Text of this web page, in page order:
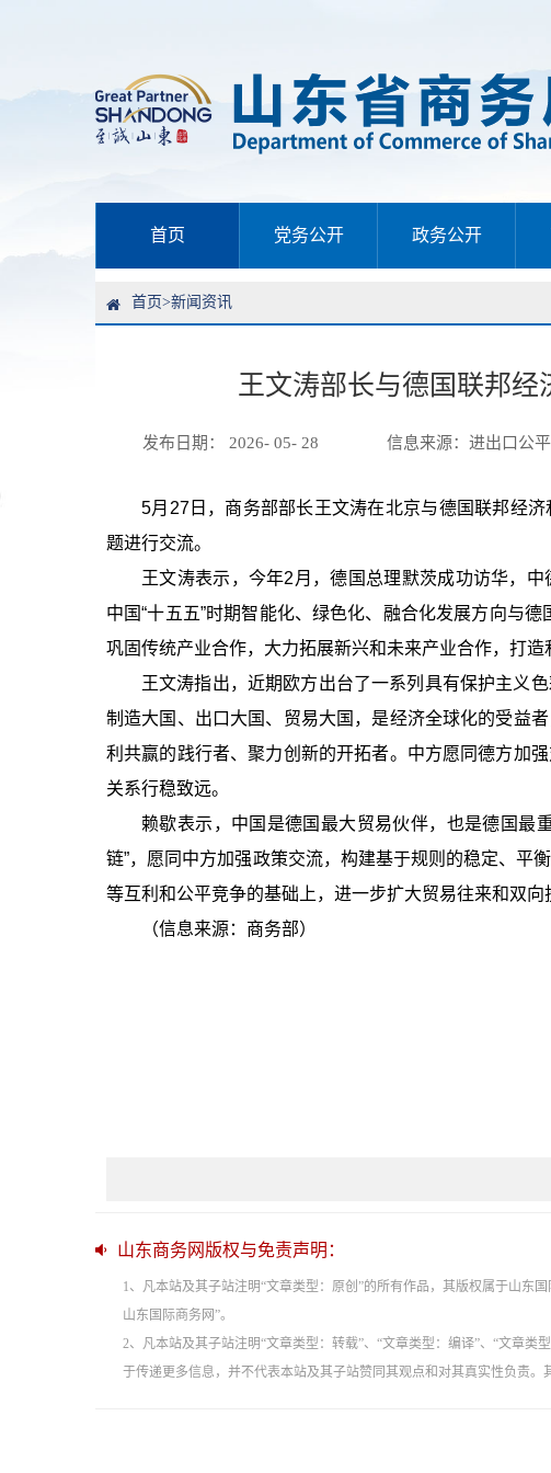
首页 党务公开 政务公开
首页>新闻资讯
王文涛部长与德国联邦
发布日期： 2026- 05- 28 信息来源： 进出口公
5月27日，商务部部长王文涛在北京与德国联邦经
题进行交流。
王文涛表示，今年2月，德国总理默茨成功访华，
中国“十五五”时期智能化、绿色化、融合化发展方向与
巩固传统产业合作，大力拓展新兴和未来产业合作，打造
王文涛指出，近期欧方出台了一系列具有保护主义
制造大国、出口大国、贸易大国，是经济全球化的受益
利共赢的践行者、聚力创新的开拓者。中方愿同德方加
关系行稳致远。
赖歇表示，中国是德国最大贸易伙伴，也是德国最
链”，愿同中方加强政策交流，构建基于规则的稳定、平
等互利和公平竞争的基础上，进一步扩大贸易往来和双
（信息来源：商务部）
山东商务网版权与免责声明：
1、凡本站及其子站注明“文章类型：原创”的所有作品，其版权属于山东
山东国际商务网”。
2、凡本站及其子站注明“文章类型：转载”、“文章类型：编译”、“文章
于传递更多信息，并不代表本站及其子站赞同其观点和对其真实性负责